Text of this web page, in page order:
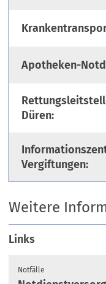
Apotheken-
Düren:
Vergiftungen:
Weitere
Links
Notfälle